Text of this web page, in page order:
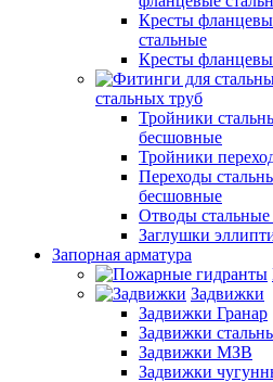
Кресты
стальные
Кресты
стальных труб
Тройники
бесшовные
Тройники
Переходы
бесшовные
Отводы стальные
Заглушки
Запорная арматура
Задвижки
Задвижки Гранар
Задвижки
Задвижки МЗВ
Задвижки